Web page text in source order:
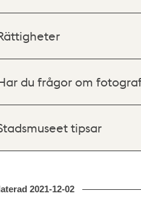
du frågor om
tipsar
2021-12-02